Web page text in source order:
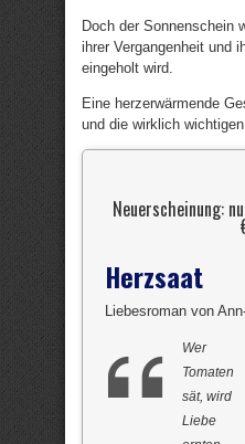
Doch der Sonnenschein
ihrer Vergangenheit und
eingeholt wird.
Eine herzerwärmende
und die wirklich
Neuerscheinung:
Herzsaat
Liebesroman von
Wer
Tomaten
sät, wird
Liebe